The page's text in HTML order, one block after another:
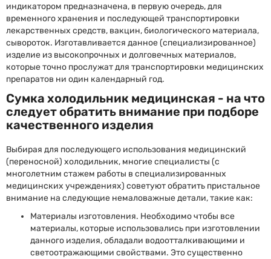
индикатором предназначена, в первую очередь, для
временного хранения и последующей транспортировки
лекарственных средств, вакцин, биологического материала,
сывороток. Изготавливается данное (специализированное)
изделие из высокопрочных и долговечных материалов,
которые точно прослужат для транспортировки медицинских
препаратов ни один календарный год.
Сумка холодильник медицинская - на что
следует обратить внимание при подборе
качественного изделия
Выбирая для последующего использования медицинский
(переносной) холодильник, многие специалисты (с
многолетним стажем работы в специализированных
медицинских учреждениях) советуют обратить пристальное
внимание на следующие немаловажные детали, такие как:
Материалы изготовления. Необходимо чтобы все
материалы, которые использовались при изготовлении
данного изделия, обладали водоотталкивающими и
светоотражающими свойствами. Это существенно